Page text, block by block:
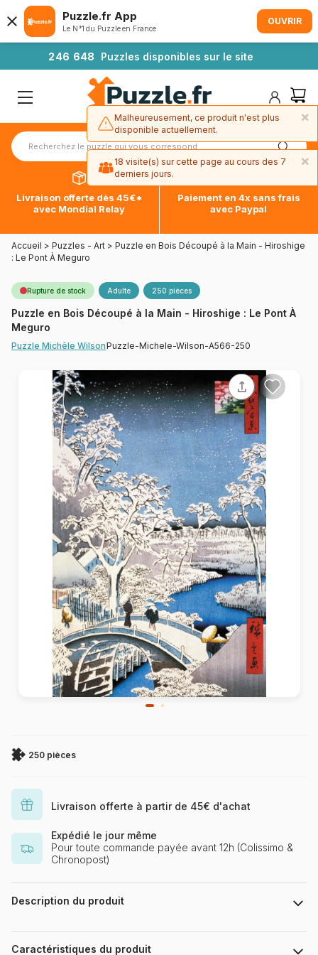
246 648 Puzzles disponibles sur le site
Livraison offerte dès 45€*
avec Mondial Relay
Paiement en 4x sans frais
avec Paypal
Accueil > Puzzles - Art > Puzzle en Bois Découpé à la Main - Hiroshige
: Le Pont À Meguro
Rupture de stock Adulte 250 pièces
Puzzle en Bois Découpé à la Main - Hiroshige : Le Pont À
Meguro
Puzzle Michèle WilsonPuzzle-Michele-Wilson-A566-250
250 pièces
Livraison offerte à partir de 45€ d'achat
Expédié le jour même
Pour toute commande payée avant 12h (Colissimo &
Chronopost)
Description du produit
Cette vue du pont de Méguro fait partie de la série des 100
vues du Mont Edo au Japon. Elle se trouve dans une collection
Caractéristiques du produit
Puzzle.fr App
Le N°1 du Puzzle en France
OUVRIR
×
Malheureusement, ce produit n'est plus
disponible actuellement.
×
18 visite(s) sur cette page au cours des 7
derniers jours.